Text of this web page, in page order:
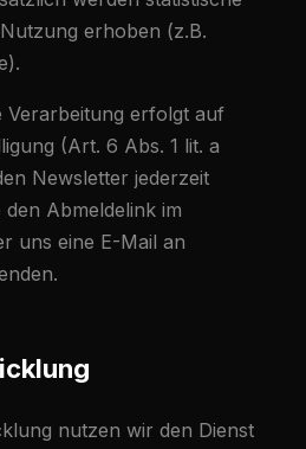
erhoben (z.B.
Verarbeitung erfolgt auf
(Art. 6 Abs. 1 lit. a
Newsletter jederzeit
Abmeldelink im
uns eine E-Mail an
nutzen wir den Dienst